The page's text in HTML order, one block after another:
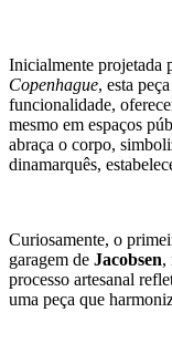
Inicialmente projetada
Copenhague, esta
funcionalidade,
mesmo em espaços
abraça o corpo,
dinamarquês,
Curiosamente, o
garagem de Jacobsen,
processo artesanal
uma peça que